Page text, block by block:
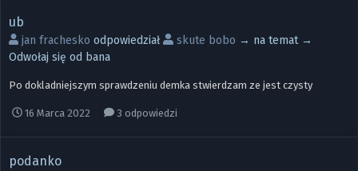
ub
jan frachesko odpowiedział skute bobo → na temat →
Odwołaj się od bana
Po dokladniejszym sprawdzeniu demka stwierdzam ze jest czysty
16 Marca 2022 3 odpowiedzi
podanko